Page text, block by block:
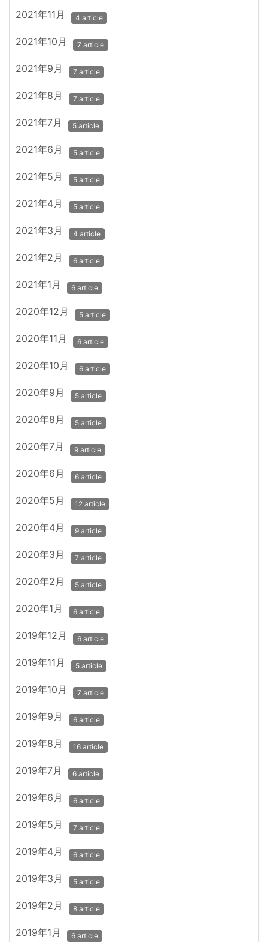
2021年11月 4 article
2021年10月 7 article
2021年9月 7 article
2021年8月 7 article
2021年7月 5 article
2021年6月 5 article
2021年5月 5 article
2021年4月 5 article
2021年3月 4 article
2021年2月 6 article
2021年1月 6 article
2020年12月 5 article
2020年11月 6 article
2020年10月 6 article
2020年9月 5 article
2020年8月 5 article
2020年7月 9 article
2020年6月 6 article
2020年5月 12 article
2020年4月 9 article
2020年3月 7 article
2020年2月 5 article
2020年1月 6 article
2019年12月 6 article
2019年11月 5 article
2019年10月 7 article
2019年9月 6 article
2019年8月 16 article
2019年7月 6 article
2019年6月 6 article
2019年5月 7 article
2019年4月 6 article
2019年3月 5 article
2019年2月 8 article
2019年1月 6 article